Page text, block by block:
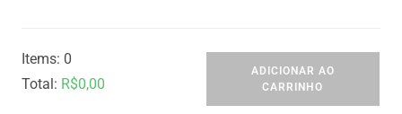
Items: 0
Total : R$0,00
ADICIONAR AO
CARRINHO